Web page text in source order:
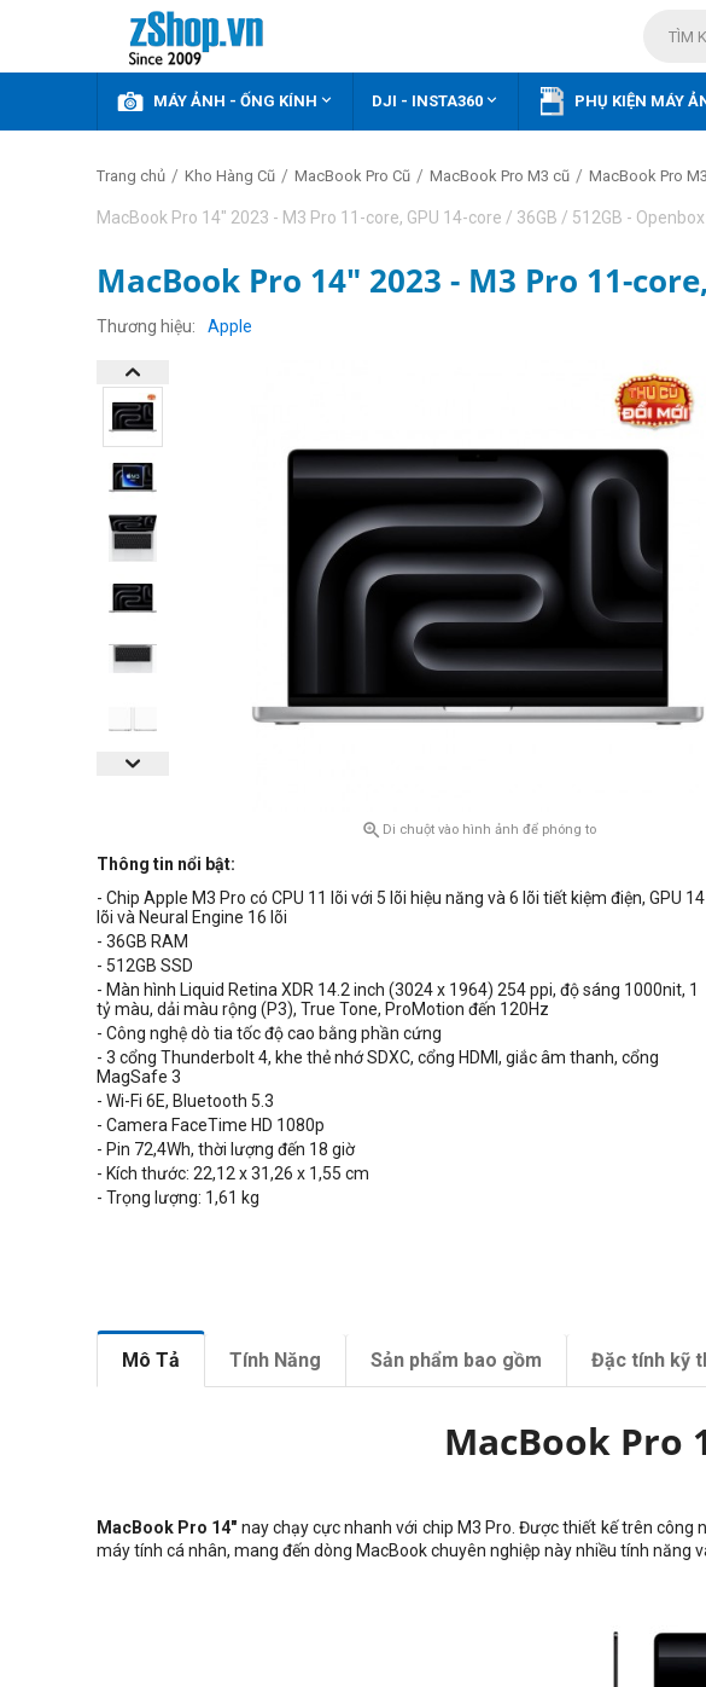
KHUYẾN MÃI
MÁY ẢNH - ỐNG KÍNH  DJI - INSTA360  PHỤ KIỆN MÁY
Trang chủ / Kho Hàng Cũ / MacBook Pro Cũ / MacBook Pro M3 cũ / MacBook Pro
MacBook Pro 14" 2023 - M3 Pro 11-core, GPU 14-core / 36GB / 512GB -
MacBook Pro 14" 2023 - M3 Pro 11-
Thương hiệu Apple
 Di chuột vào hình ảnh để phóng to
Thông tin nổi bật:
- Chip Apple M3 Pro có CPU 11 lõi với 5 lõi hiệu năng và 6 lõi tiết kiệm điện, GPU 14
lõi và Neural Engine 16 lõi
- 36GB RAM
- 512GB SSD
- Màn hình Liquid Retina XDR 14.2 inch (3024 x 1964) 254 ppi, độ sáng 1000nit, 1
tỷ màu, dải màu rộng (P3), True Tone, ProMotion đến 120Hz
- Công nghệ dò tia tốc độ cao bằng phần cứng
- 3 cổng Thunderbolt 4, khe thẻ nhớ SDXC, cổng HDMI, giắc âm thanh, cổng
MagSafe 3
- Wi-Fi 6E, Bluetooth 5.3
- Camera FaceTime HD 1080p
- Pin 72,4Wh, thời lượng đến 18 giờ
- Kích thước: 22,12 x 31,26 x 1,55 cm
- Trọng lượng: 1,61 kg
Mô Tả Tính Năng Sản phẩm bao gồm Đặc tính kỹ
MacBook Pro
MacBook Pro 14" nay chạy cực nhanh với chip M3 Pro. Được thiết kế trên
máy tính cá nhân, mang đến dòng MacBook chuyên nghiệp này nhiều tính năng